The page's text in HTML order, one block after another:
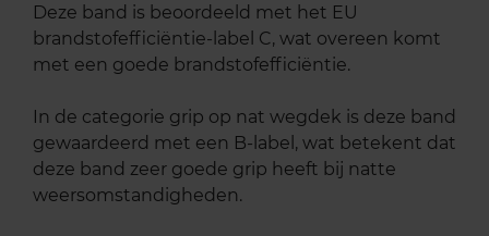
Deze band is beoordeeld met het EU
brandstofefficiëntie-label C, wat overeen komt
met een goede brandstofefficiëntie.
In de categorie grip op nat wegdek is deze band
gewaardeerd met een B-label, wat betekent dat
deze band zeer goede grip heeft bij natte
weersomstandigheden.